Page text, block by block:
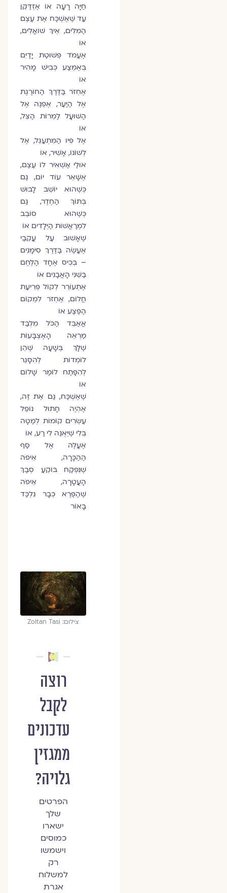
חַיָּה רָעָה אוֹ אֶזְדַּקֵּן
עַד שֶׁאֶשְׁכַּח אֶת עֶצֶם
הַמִּלִּים, אֵיךְ שׁוֹאֲלִים,
אוֹ
אֶעֱמֹד פְּשׁוּטַת יָדַיִם
בְּאֶמְצַע כְּבִישׁ מָהִיר
אוֹ
אֶחְזֹר בַּדֶּרֶךְ הַחוֹרֶגֶת
אֶל הַיַּעַר, אֶפְנֶה אֶל
הַשּׁוּעָל לַמְרוֹת הַצֵּל,
אוֹ
אֶל פִּיו הַמִּתְעַגֵּל, אֶל
לְשׁוֹנוֹ, אָשִׁיר, אוֹ
אוּלַי אַשְׁאִיר לוֹ עֶצֶם,
אֶשָּׁאֵר עוֹד יוֹם, גַּם
כְּשֶׁהוּא יוֹשֵׁב לָבוּשׁ
בְּתוֹךְ הַחֶדֶר, גַּם
כְּשֶׁהוּא סוֹבֵב
לִמְרַאֲשׁוֹת הַיְּלָדִים אוֹ
שֶׁאָשׁוּב עַל עֲקֵבַי
אֶעֱשֶׂה בַּדֶּרֶךְ סִימָנִים
– בְּכִיס אֶחָד הַלֶּחֶם
בַּשֵּׁנִי הָאֲבָנִים אוֹ
אֶתְעוֹרֵר לְקוֹל פְּרִיעַת
חֲלוֹם, אֶחְזֹר לִמְקוֹם
הַפֶּצַע אוֹ
אֲאַבֵּד הַכֹּל מִלְּבַד
מַרְאֵה הָאֶצְבָּעוֹת
שֶׁלָּךְ בְּשָׁעָה שֶׁהֵן
לוֹמְדוֹת לְהִסָּגֵר
לְהִפָּתַח לוֹמַר שָׁלוֹם
אוֹ
שֶׁאֶשְׁכַּח, גַּם אֶת זֶה,
אֶהְיֶה חָתוּל נוֹפֵל
עֶשְׂרִים קוֹמוֹת לְמַטָּה
בְּלִי שֶׁיְּאֻנֶּה לִי רַע, אוֹ
אֶעֱלֶה אֶל סַף
הַהַכָּרָה, אֵיפֹה
שֶׁנִּפְקַח בּוֹקֵעַ סְבַךְ
הָעֲטָרָה, אֵיפֹה
שֶׁהַפֶּרֶא כְּבָר נִלְכַּד
בָּאוֹר
צילום: Zoltan Tasi
רוצה
לקבל
עדכונים
ממגזין
גלויה?
הפרטים
שלך
ישארו
כמוסים
וישמשו
רק
למשלוח
אגרת